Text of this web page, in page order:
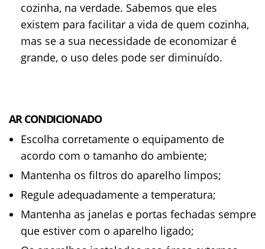
cozinha, na verdade. Sabemos que eles
existem para facilitar a vida de quem cozinha,
mas se a sua necessidade de economizar é
grande, o uso deles pode ser diminuído.
AR CONDICIONADO
Escolha corretamente o equipamento de
acordo com o tamanho do ambiente;
Mantenha os filtros do aparelho limpos;
Regule adequadamente a temperatura;
Mantenha as janelas e portas fechadas sempre
que estiver com o aparelho ligado;